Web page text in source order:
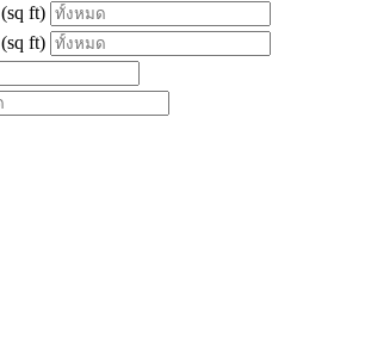
(sq ft)
(sq ft)